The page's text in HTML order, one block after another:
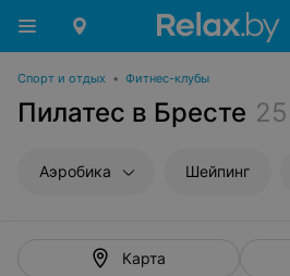
Спорт и отдых • Фитнес-клубы
Пилатес в Бресте 25
Аэробика Шейпинг
Карта